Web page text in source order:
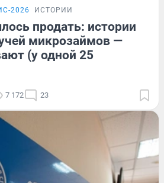
2026 ИСТОРИИ
продать: истории
микрозаймов —
(у одной 25
7 172 23